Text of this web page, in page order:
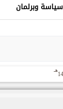
سياسة وبرلمان
هـ